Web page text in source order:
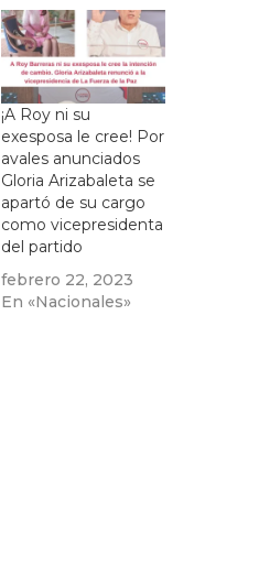
¡A Roy ni su
exesposa le cree! Por
avales anunciados
Gloria Arizabaleta se
apartó de su cargo
como vicepresidenta
del partido
febrero 22, 2023
En «Nacionales»